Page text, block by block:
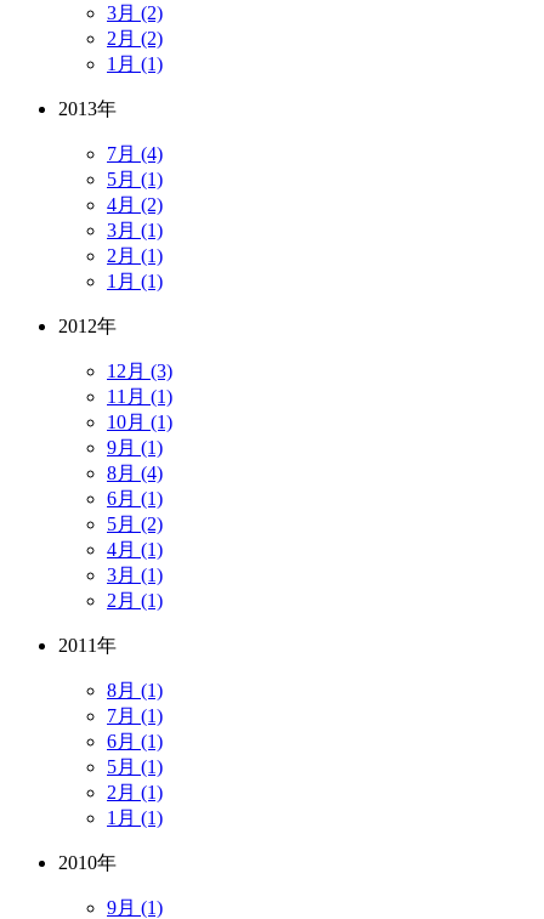
3月 (2)
2月 (2)
1月 (1)
2013年
7月 (4)
5月 (1)
4月 (2)
3月 (1)
2月 (1)
1月 (1)
2012年
12月 (3)
11月 (1)
10月 (1)
9月 (1)
8月 (4)
6月 (1)
5月 (2)
4月 (1)
3月 (1)
2月 (1)
2011年
8月 (1)
7月 (1)
6月 (1)
5月 (1)
2月 (1)
1月 (1)
2010年
9月 (1)